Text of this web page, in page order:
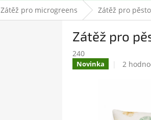
Zátěž pro microgreens Zátěž pro
Zátěž pro
240
Novinka
z
2